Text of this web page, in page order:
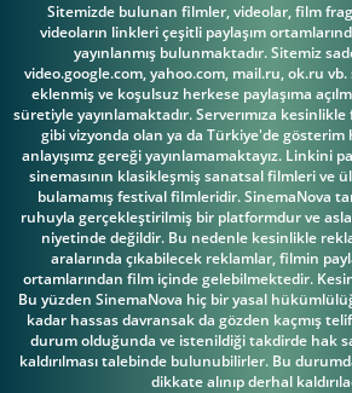
Sitemizde bulunan filmler, videolar, film
videoların linkleri çeşitli paylaşım
yayınlanmış bulunmaktadır. Sitemiz
video.google.com, yahoo.com, mail.ru, ok.ru
eklenmiş ve koşulsuz herkese paylaşıma
süretiyle yayınlamaktadır. Serverımıza kesinlikle
gibi vizyonda olan ya da Türkiye'de
anlayışımz gereği yayınlamamaktayız. Linkini
sinemasının klasikleşmiş sanatsal filmleri ve
bulamamış festival filmleridir. SinemaNova
ruhuyla gerçekleştirilmiş bir platformdur ve
niyetinde değildir. Bu nedenle kesinlikle
aralarında çıkabilecek reklamlar, filmin
ortamlarından film içinde gelebilmektedir.
Bu yüzden SinemaNova hiç bir yasal
kadar hassas davransak da gözden kaçmış
durum olduğunda ve istenildiği takdirde hak
kaldırılması talebinde bulunubilirler. Bu
dikkate alınıp derhal